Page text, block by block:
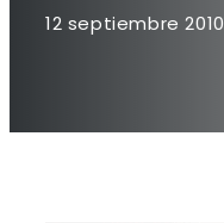
12 septiembre 2010